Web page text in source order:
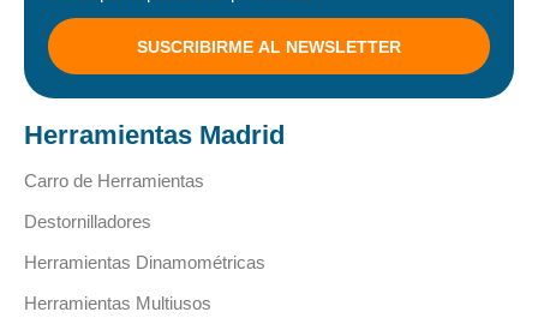
SUSCRIBIRME AL NEWSLETTER
Herramientas Madrid
Carro de Herramientas
Destornilladores
Herramientas Dinamométricas
Herramientas Multiusos